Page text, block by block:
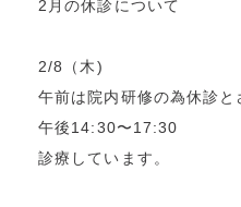
2月の休診について
2/8（木)
午前は院内研修の為休診と
午後14:30〜17:30
診療しています。